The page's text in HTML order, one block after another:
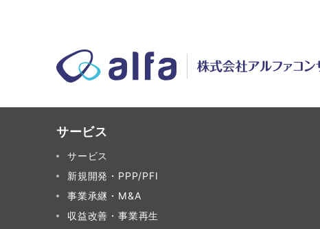
サービス
サービス
新規開発・PPP/PFI
事業承継・M&A
収益改善・事業再生